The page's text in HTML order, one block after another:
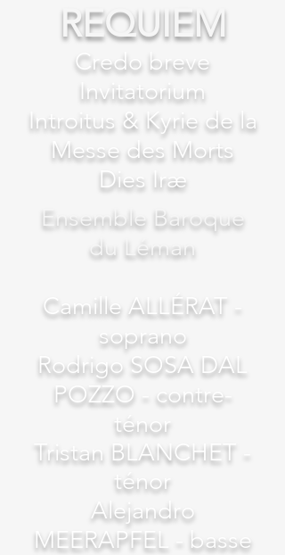
REQUIEM
Credo breve
Invitatorium
Introitus & Kyrie de la
Messe des Morts
Dies Iræ
Ensemble Baroque
du Léman
Camille ALLÉRAT -
soprano
Rodrigo SOSA DAL
POZZO - contre-
ténor
Tristan BLANCHET -
ténor
Alejandro
MEERAPFEL - basse